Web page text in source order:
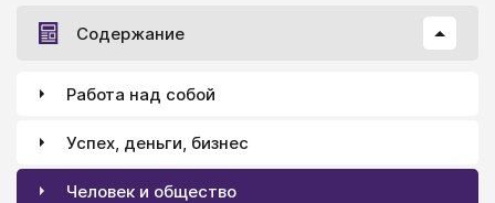
Содержание
Работа над собой
Успех, деньги, бизнес
Человек и общество